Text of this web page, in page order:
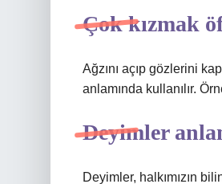
Çok kızmak
Ağzını açıp gözlerini
anlamında kullanılır.
Deyimler
Deyimler, halkımızın